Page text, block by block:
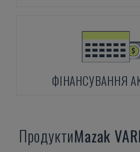
ФІНАНСУВАННЯ
ПродуктиMazak